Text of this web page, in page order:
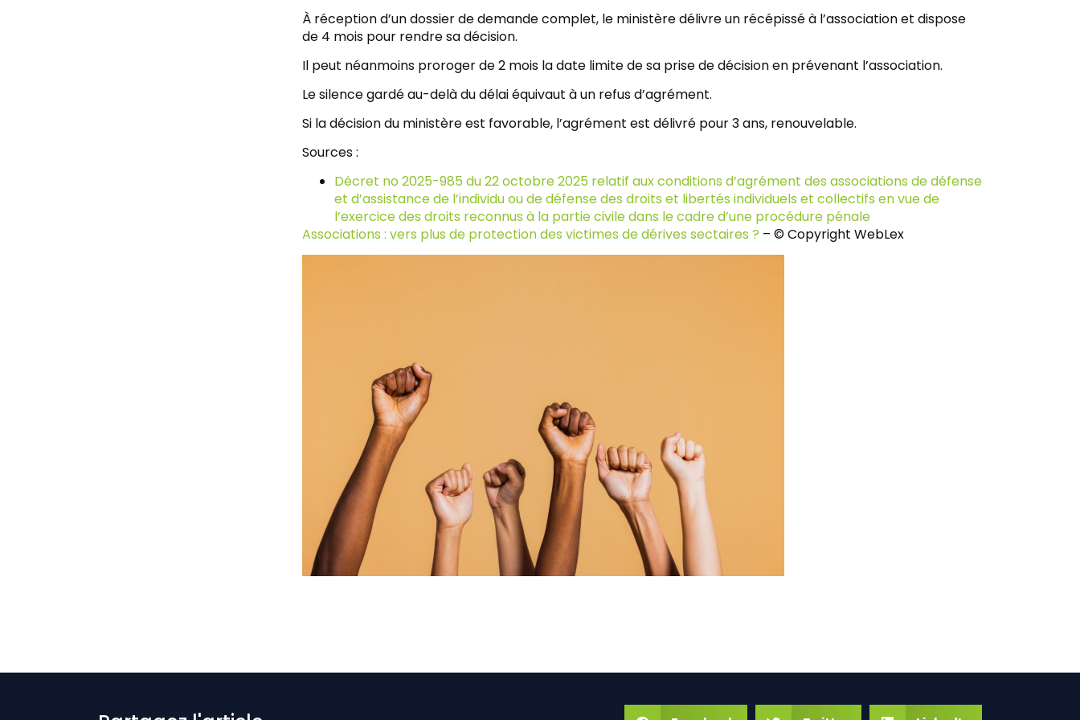
À réception d’un dossier de demande complet, le ministère délivre un récépissé à l’association et dispose
de 4 mois pour rendre sa décision.
Il peut néanmoins proroger de 2 mois la date limite de sa prise de décision en prévenant l’association.
Le silence gardé au-delà du délai équivaut à un refus d’agrément.
Si la décision du ministère est favorable, l’agrément est délivré pour 3 ans, renouvelable.
Sources :
Décret no 2025-985 du 22 octobre 2025 relatif aux conditions d’agrément des associations de défense
et d’assistance de l’individu ou de défense des droits et libertés individuels et collectifs en vue de
l’exercice des droits reconnus à la partie civile dans le cadre d’une procédure pénale
Associations : vers plus de protection des victimes de dérives sectaires ? – © Copyright WebLex